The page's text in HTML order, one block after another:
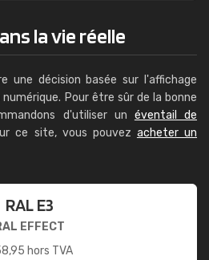
la vie réelle
une décision basée sur l'affichage
Pour être sûr de la bonne
d'utiliser un éventail de
ce site, vous pouvez acheter un
RAL E3
EFFECT
hors TVA